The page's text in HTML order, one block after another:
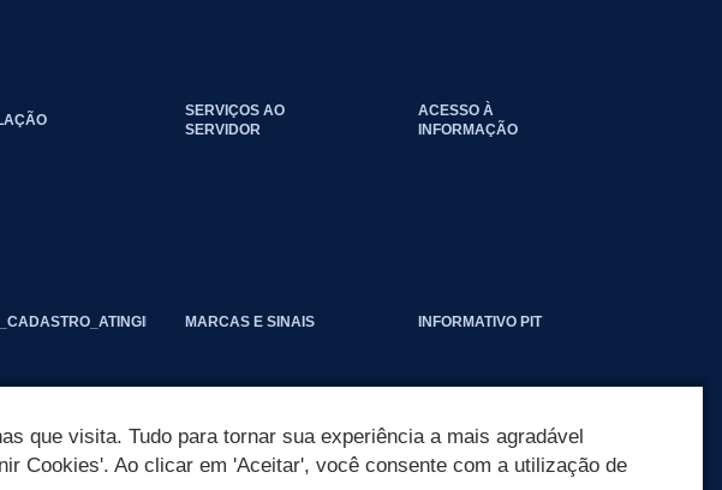
SERVIÇOS AO
SERVIDOR
ACESSO À
INFORMAÇÃO
MARCAS E SINAIS INFORMATIVO PIT
que visita. Tudo para tornar sua experiência a mais agradável
Cookies'. Ao clicar em 'Aceitar', você consente com a utilização de